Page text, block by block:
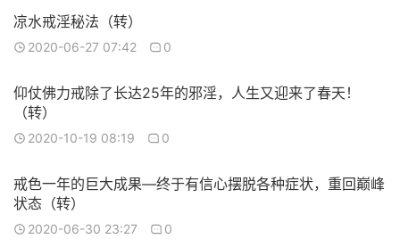
凉水戒淫秘法（转）
2020-06-27 07:42 0
仰仗佛力戒除了长达25年的邪淫，人生又迎来了春天！
（转）
2020-10-19 08:19 0
戒色一年的巨大成果—终于有信心摆脱各种症状，重回巅峰
状态（转）
2020-06-30 23:27 0